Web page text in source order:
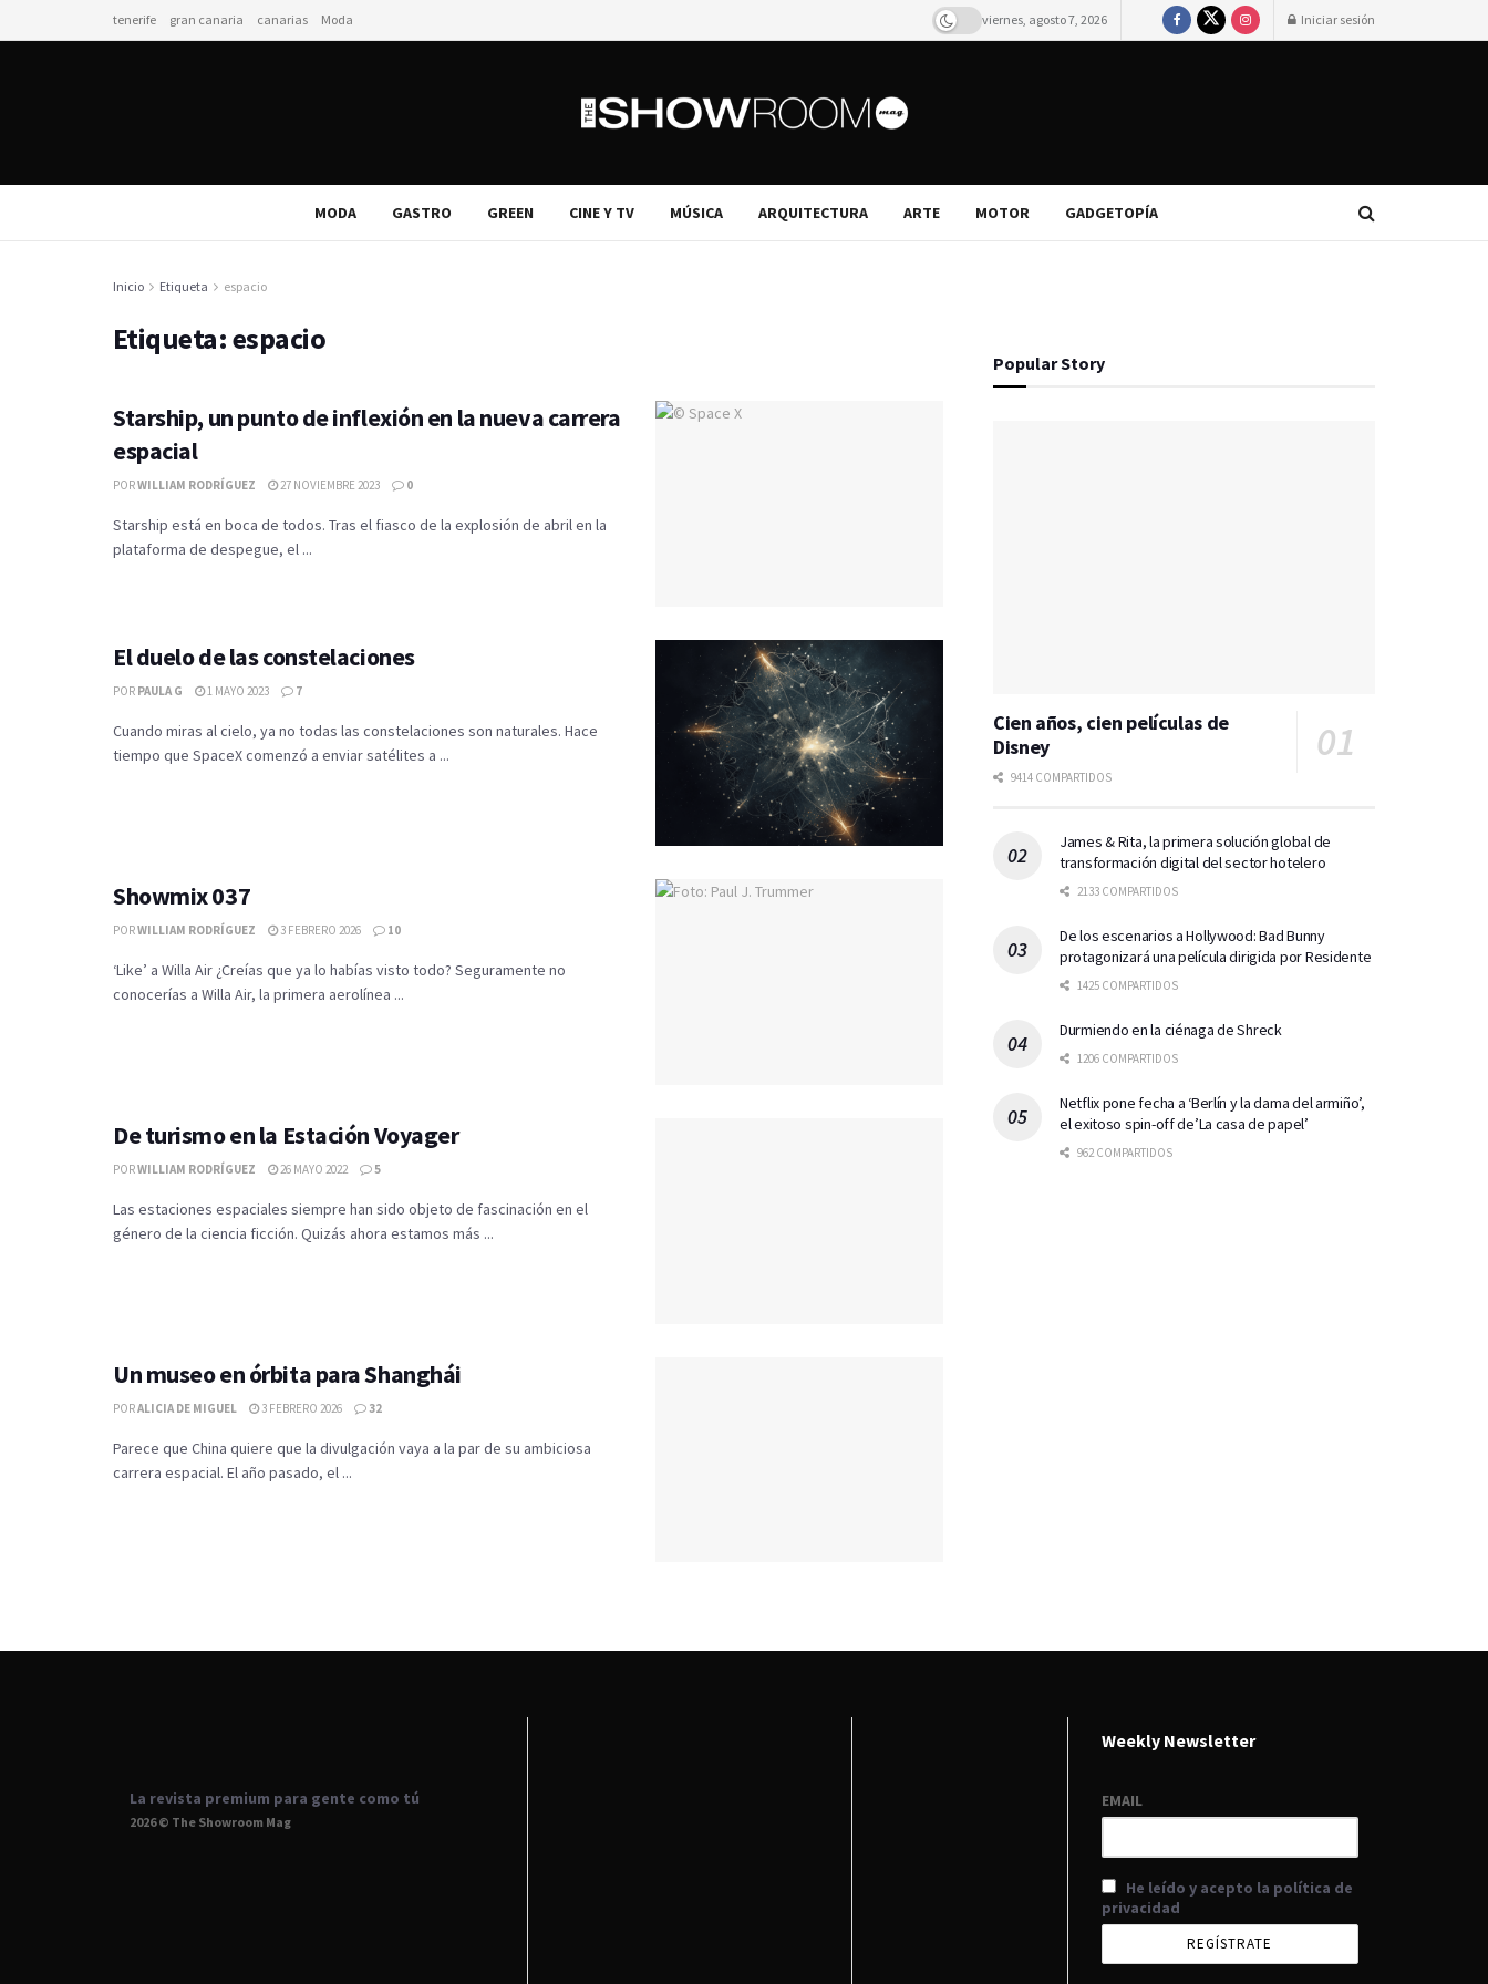
tenerife gran canaria canarias Moda viernes, agosto 7, 2026 Iniciar sesión
MODA GASTRO GREEN CINE Y TV MÚSICA ARQUITECTURA ARTE MOTOR GADGETOPÍA
Inicio Etiqueta espacio
Etiqueta:espacio
Starship, un punto de inflexión en la nueva carrera
espacial
PORWILLIAM RODRÍGUEZ 27 NOVIEMBRE 2023 0
Starship está en boca de todos. Tras el fiasco de la explosión de abril en la
plataforma de despegue, el ...
El duelo de las constelaciones
POR PAULA G 1 MAYO 2023 7
Cuando miras al cielo, ya no todas las constelaciones son naturales. Hace
tiempo que SpaceX comenzó a enviar satélites a ...
Showmix 037
PORWILLIAM RODRÍGUEZ 3 FEBRERO 2026 10
‘Like’ a Willa Air ¿Creías que ya lo habías visto todo? Seguramente no
conocerías a Willa Air, la primera aerolínea ...
De turismo en la Estación Voyager
PORWILLIAM RODRÍGUEZ 26 MAYO 2022 5
Las estaciones espaciales siempre han sido objeto de fascinación en el
género de la ciencia ficción. Quizás ahora estamos más ...
Un museo en órbita para Shanghái
PORALICIA DE MIGUEL 3 FEBRERO 2026 32
Parece que China quiere que la divulgación vaya a la par de su ambiciosa
carrera espacial. El año pasado, el ...
Popular Story
Cien años, cien películas de
Disney
9414 COMPARTIDOS
James & Rita, la primera solución global de
transformación digital del sector hotelero
2133 COMPARTIDOS
De los escenarios a Hollywood: Bad Bunny
protagonizará una película dirigida por Residente
1425 COMPARTIDOS
Durmiendo en la ciénaga de Shreck
1206 COMPARTIDOS
Netflix pone fecha a ‘Berlín y la dama del armiño’,
el exitoso spin-off de’La casa de papel’
962 COMPARTIDOS
La revista premium para gente como tú
2026 © The Showroom Mag
Weekly Newsletter
EMAIL
He leído y acepto la política de
privacidad